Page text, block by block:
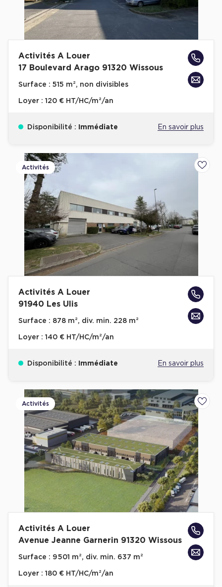
Activités A Louer
17 Boulevard Arago 91320 Wissous
Surface : 515 m², non divisibles
Loyer : 120 € HT/HC/m²/an
Disponibilité : Immédiate En savoir plus
Activités
Activités A Louer
91940 Les Ulis
Surface : 878 m², div. min. 228 m²
Loyer : 140 € HT/HC/m²/an
Disponibilité : Immédiate En savoir plus
Activités
Activités A Louer
Avenue Jeanne Garnerin 91320 Wissous
Surface : 9 501 m², div. min. 637 m²
Loyer : 180 € HT/HC/m²/an